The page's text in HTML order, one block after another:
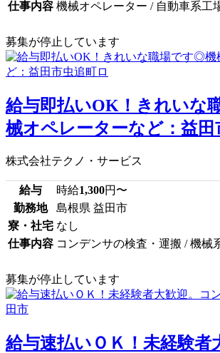
仕事内容 機械オペレーター / 自動車系工
募集が停止しています
給与即払いOK！きれいな
械オペレーターなど：益田
株式会社テクノ・サービス
給与 時給1,300円〜
勤務地
島根県 益田市
寮・社宅 なし
仕事内容 コンデンサの検査・運搬 / 機械
募集が停止しています
給与速払いＯＫ！未経験者